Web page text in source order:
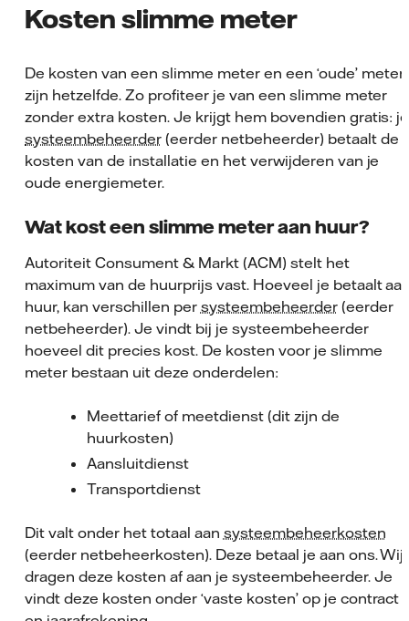
Kosten slimme meter
De kosten van een slimme meter en een ‘oude’ meter
zijn hetzelfde. Zo profiteer je van een slimme meter
zonder extra kosten. Je krijgt hem bovendien gratis: je
systeembeheerder(eerder netbeheerder) betaalt de
kosten van de installatie en het verwijderen van je
oude energiemeter.
Wat kost een slimme meter aan huur?
Autoriteit Consument & Markt (ACM) stelt het
maximum van de huurprijs vast. Hoeveel je betaalt
huur, kan verschillen per systeembeheerder(eerder
netbeheerder). Je vindt bij je systeembeheerder
hoeveel dit precies kost. De kosten voor je slimme
meter bestaan uit deze onderdelen:
Meettarief of meetdienst (dit zijn de
huurkosten)
Aansluitdienst
Transportdienst
Dit valt onder het totaal aan systeembeheerkosten
(eerder netbeheerkosten). Deze betaal je aan ons. Wij
dragen deze kosten af aan je systeembeheerder. Je
vindt deze kosten onder ‘vaste kosten’ op je contract